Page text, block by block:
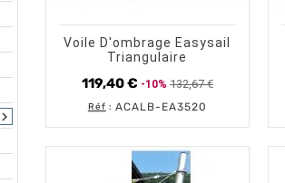

Voile D'ombrage Easysail
Triangulaire
119,40 €
Prix
de
-10% 132,67 €
Prix
Réf : ACALB-EA3520